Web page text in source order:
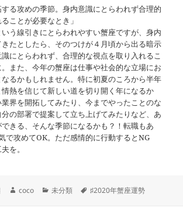
する攻めの季節。身内意識にとらわれず合理的
ことが必要なとき」
う線引きにとらわれやすい蟹座ですが、身内
たとしたら、そのつけが４月頃から出る暗示
にとらわれず、合理的な視点を取り入れるこ
また、今年の蟹座は仕事や社会的な立場にお
るかもしれません。特に初夏のころから半年
熱を信じて新しい道を切り開く年になるか
界を開拓してみたり、今までやったことのな
の部署で提案して立ち上げてみたりなど、あ
きる、そんな季節になるかも？！転職もあ
で攻めてOK。ただ感情的に行動するとNG
を。
作
coco
カ
未分類
タ
♯2020年蟹座運勢